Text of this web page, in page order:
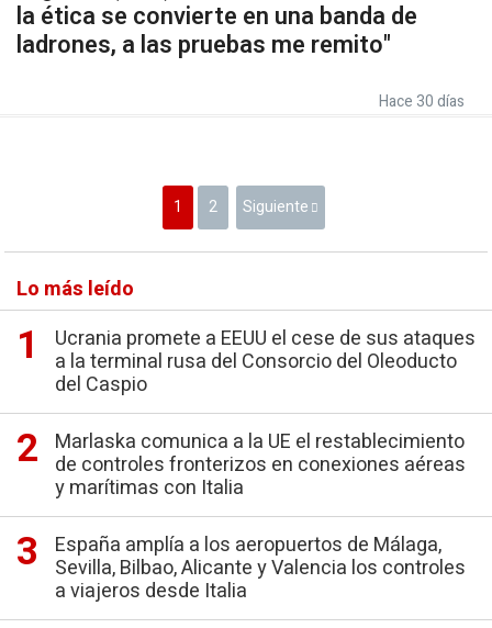
la ética se convierte en una banda de
ladrones, a las pruebas me remito"
Hace 30 días
1 2 Siguiente
Lo más leído
Ucrania promete a EEUU el cese de sus ataques
a la terminal rusa del Consorcio del Oleoducto
del Caspio
Marlaska comunica a la UE el restablecimiento
de controles fronterizos en conexiones aéreas
y marítimas con Italia
España amplía a los aeropuertos de Málaga,
Sevilla, Bilbao, Alicante y Valencia los controles
a viajeros desde Italia